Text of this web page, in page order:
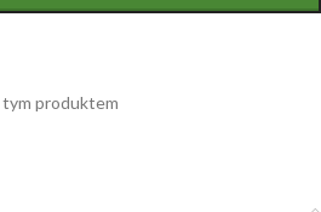
produktem